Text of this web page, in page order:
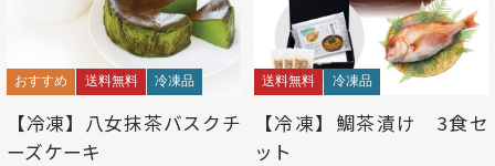
おすすめ 送料無料 冷凍品
【冷凍】八女抹茶バスクチ
ーズケーキ
送料無料 冷凍品
【冷凍】鯛茶漬け 3食セ
ット